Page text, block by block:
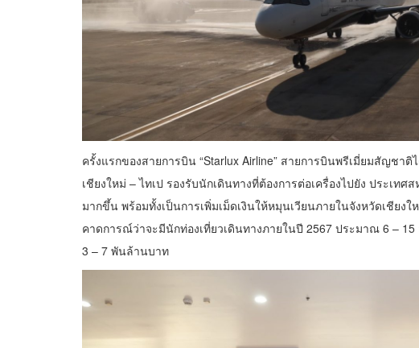
ครั้งแรกของสายการบิน “Starlux Airline” สายการบินพรีเมี่ยมสัญชา
เชียงใหม่ – ไทเป รองรับนักเดินทางที่ต้องการต่อเครื่องไปยัง ประเท
มากขึ้น พร้อมทั้งเป็นการเพิ่มเม็ดเงินให้หมุนเวียนภายในจังหวัดเชีย
คาดการณ์ว่าจะมีนักท่องเที่ยวเดินทางภายในปี 2567 ประมาณ 6 –
3 – 7 พันล้านบาท